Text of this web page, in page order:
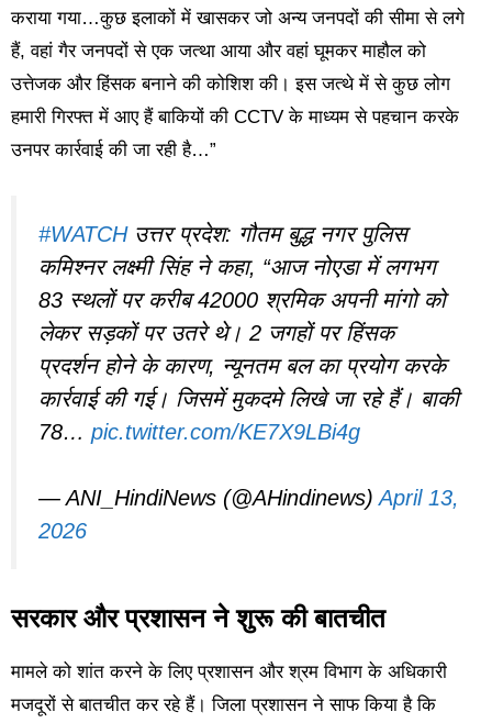
कराया गया…कुछ इलाकों में खासकर जो अन्य जनपदों की सीमा से लगे
हैं, वहां गैर जनपदों से एक जत्था आया और वहां घूमकर माहौल को
उत्तेजक और हिंसक बनाने की कोशिश की। इस जत्थे में से कुछ लोग
हमारी गिरफ्त में आए हैं बाकियों की CCTV के माध्यम से पहचान करके
उनपर कार्रवाई की जा रही है…”
#WATCHउत्तर प्रदेश: गौतम बुद्ध नगर पुलिस
कमिश्नर लक्ष्मी सिंह ने कहा, “आज नोएडा में लगभग
83 स्थलों पर करीब 42000 श्रमिक अपनी मांगो को
लेकर सड़कों पर उतरे थे। 2 जगहों पर हिंसक
प्रदर्शन होने के कारण, न्यूनतम बल का प्रयोग करके
कार्रवाई की गई। जिसमें मुकदमे लिखे जा रहे हैं। बाकी
78… pic.twitter.com/KE7X9LBi4g
— ANI_HindiNews (@AHindinews)April 13,
2026
सरकार और प्रशासन ने शुरू की बातचीत
मामले को शांत करने के लिए प्रशासन और श्रम विभाग के अधिकारी
मजदूरों से बातचीत कर रहे हैं। जिला प्रशासन ने साफ किया है कि